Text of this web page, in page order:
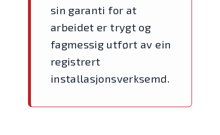
sin garanti for at
arbeidet er trygt og
fagmessig utført av ein
registrert
installasjonsverksemd.